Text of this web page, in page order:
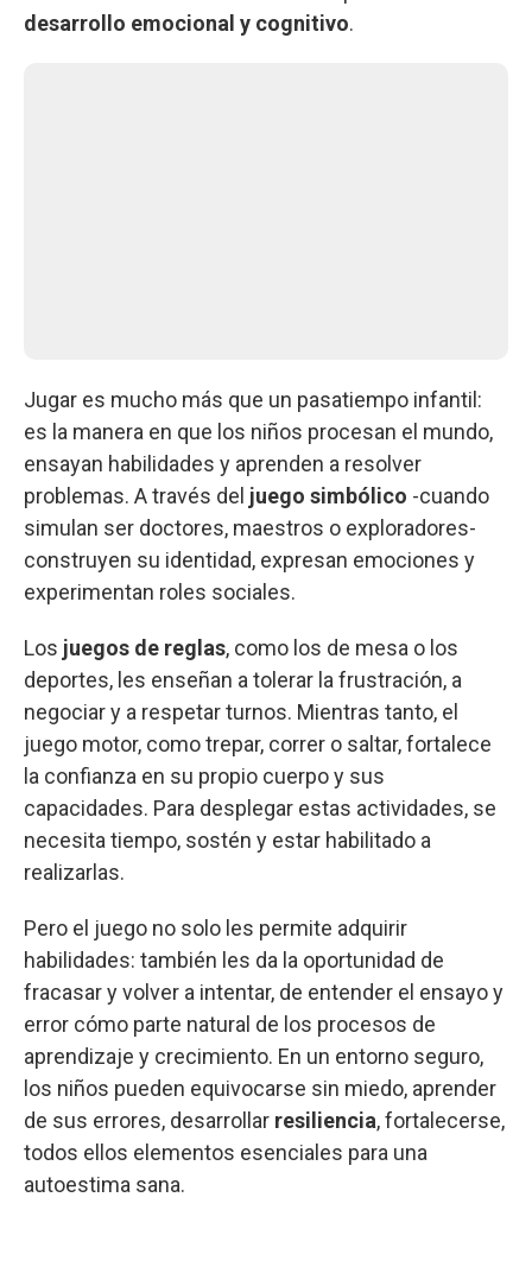
desarrollo emocional y cognitivo.
Jugar es mucho más que un pasatiempo infantil:
es la manera en que los niños procesan el mundo,
ensayan habilidades y aprenden a resolver
problemas. A través del juego simbólico -cuando
simulan ser doctores, maestros o exploradores-
construyen su identidad, expresan emociones y
experimentan roles sociales.
Los juegos de reglas, como los de mesa o los
deportes, les enseñan a tolerar la frustración, a
negociar y a respetar turnos. Mientras tanto, el
juego motor, como trepar, correr o saltar, fortalece
la confianza en su propio cuerpo y sus
capacidades. Para desplegar estas actividades, se
necesita tiempo, sostén y estar habilitado a
realizarlas.
Pero el juego no solo les permite adquirir
habilidades: también les da la oportunidad de
fracasar y volver a intentar, de entender el ensayo y
error cómo parte natural de los procesos de
aprendizaje y crecimiento. En un entorno seguro,
los niños pueden equivocarse sin miedo, aprender
de sus errores, desarrollar resiliencia, fortalecerse,
todos ellos elementos esenciales para una
autoestima sana.